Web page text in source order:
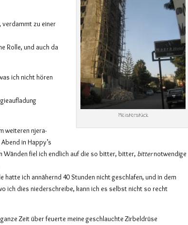
Meisterstück
verdammt zu einer
Rolle, und auch da
ich nicht hören
weiteren njera-
in Happy’s
Wänden fiel ich endlich auf die so bitter, bitter, bitternotwendige
hatte ich annähernd 40 Stunden nicht geschlafen, und in dem
ich dies niederschreibe, kann ich es selbst nicht so recht
Zeit über feuerte meine geschlauchte Zirbeldrüse